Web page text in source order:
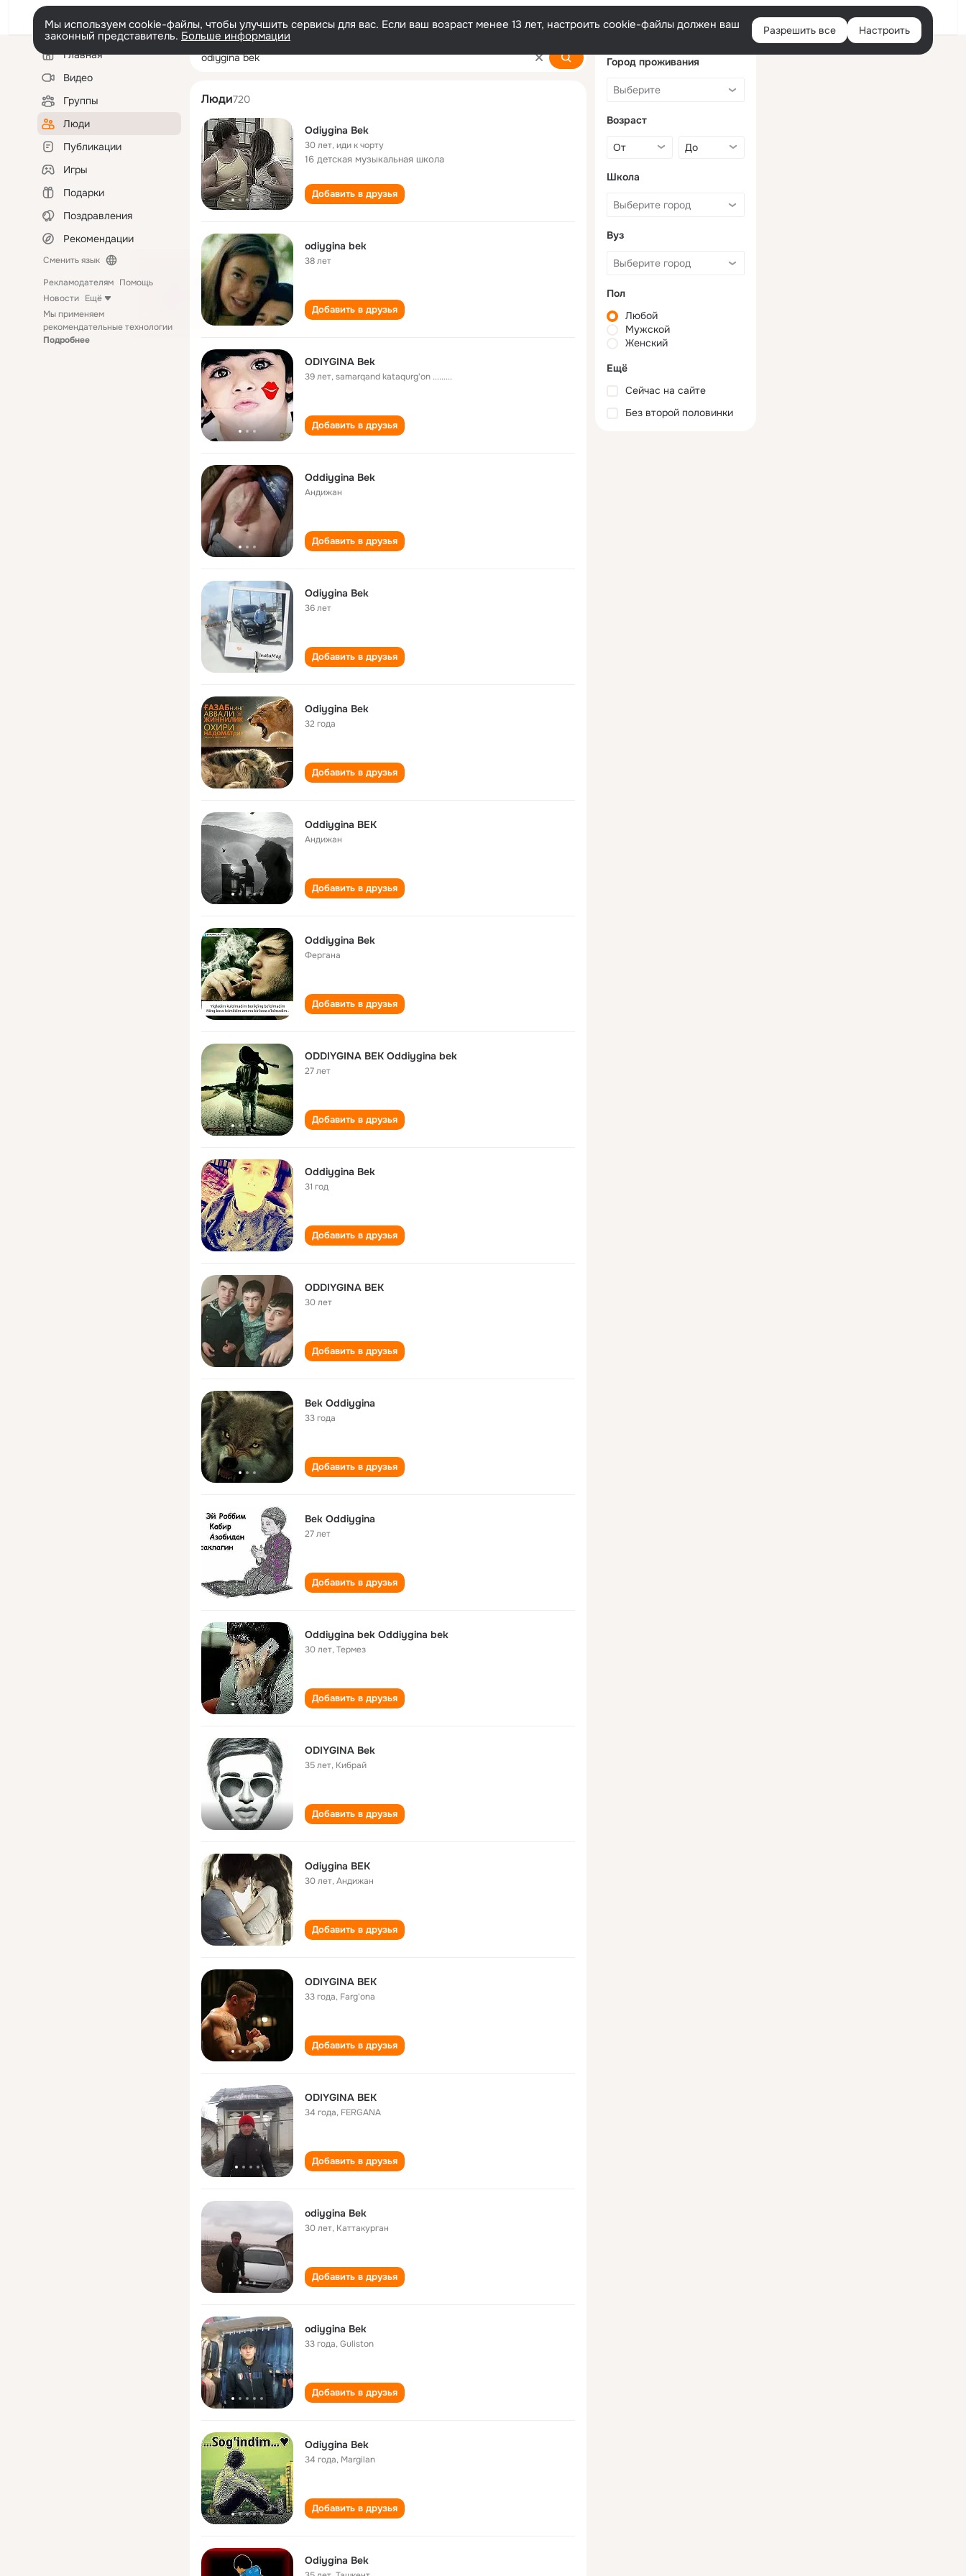
Войти
Мы используем cookie-файлы, чтобы улучшить сервисы для вас. Если ваш возраст менее 13 лет, настроить cookie-файлы должен ваш
законный представитель. Больше информации Разрешить все Настроить
Левая
колонкаГлавная
Видео
Группы
Люди
Публикации
Игры
Подарки
Поздравления
Рекомендации
Сменить язык
Рекламодателям Помощь
Новости Ещё
Мы применяем
рекомендательные технологии
Подробнее
odiygina bek
Люди720
Odiygina Bek
30 лет,иди к чорту
16 детская музыкальная школа
Добавить в друзья
odiygina bek
38 лет
Добавить в друзья
ODIYGINA Bek
39 лет,samarqand kataqurg'on .........
Добавить в друзья
Oddiygina Bek
Андижан
Добавить в друзья
Odiygina Bek
36 лет
Добавить в друзья
Odiygina Bek
32 года
Добавить в друзья
Oddiygina BEK
Андижан
Добавить в друзья
Oddiygina Bek
Фергана
Добавить в друзья
ODDIYGINA BEK Oddiygina bek
27 лет
Добавить в друзья
Oddiygina Bek
31 год
Добавить в друзья
ODDIYGINA BEK
30 лет
Добавить в друзья
Bek Oddiygina
33 года
Добавить в друзья
Bek Oddiygina
27 лет
Добавить в друзья
Oddiygina bek Oddiygina bek
30 лет,Термез
Добавить в друзья
ODIYGINA Bek
35 лет, Кибрай
Добавить в друзья
Odiygina BEK
30 лет,Андижан
Добавить в друзья
ODIYGINA BEK
33 года, Farg'ona
Добавить в друзья
ODIYGINA BEK
34 года, FERGANА
Добавить в друзья
odiygina Bek
30 лет, Каттакурган
Добавить в друзья
odiygina Bek
33 года,Guliston
Добавить в друзья
Odiygina Bek
34 года, Margilan
Добавить в друзья
Odiygina Bek
Город проживания
Возраст
Школа
Вуз
Пол
Любой
Мужской
Женский
Ещё
Сейчас на сайте
Без второй половинки